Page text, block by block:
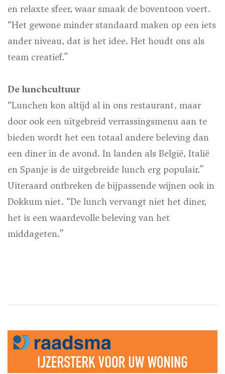
en relaxte sfeer, waar smaak de boventoon voert.
“Het gewone minder standaard maken op een iets
ander niveau, dat is het idee. Het houdt ons als
team creatief.”
De lunchcultuur
“Lunchen kon altijd al in ons restaurant, maar
door ook een uitgebreid verrassingsmenu aan te
bieden wordt het een totaal andere beleving dan
een diner in de avond. In landen als België, Italië
en Spanje is de uitgebreide lunch erg populair.”
Uiteraard ontbreken de bijpassende wijnen ook in
Dokkum niet. “De lunch vervangt niet het diner,
het is een waardevolle beleving van het
middageten.”